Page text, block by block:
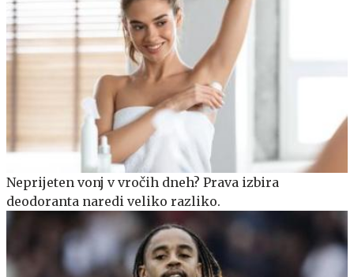
Neprijeten vonj v vročih dneh? Prava izbira
deodoranta naredi veliko razliko.